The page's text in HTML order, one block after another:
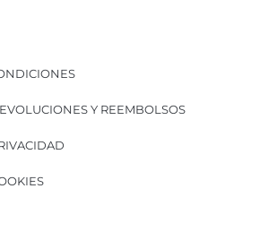
Y REEMBOLSOS